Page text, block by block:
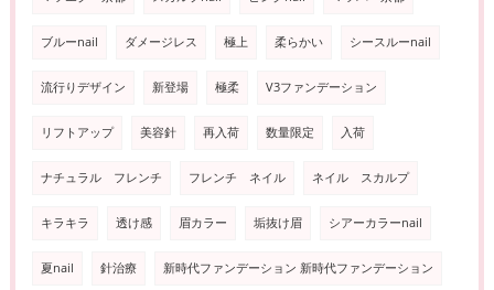
ブルーnail ダメージレス 極上 柔らかい シースルーnail
流行りデザイン 新登場 極柔 V3ファンデーション
リフトアップ 美容針 再入荷 数量限定 入荷
ナチュラル フレンチ フレンチ ネイル ネイル スカルプ
キラキラ 透け感 眉カラー 垢抜け眉 シアーカラーnail
夏nail 針治療 新時代ファンデーション 新時代ファンデーション